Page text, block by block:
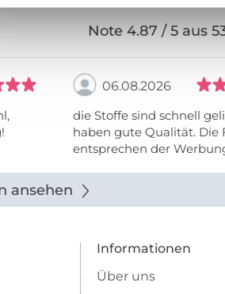
Note 4.87 / 5 aus
06.08.2026
die Stoffe sind schnell
haben gute Qualität. Die
entsprechen der
auch die Firma empfehlen.
ansehen
Informationen
Über uns